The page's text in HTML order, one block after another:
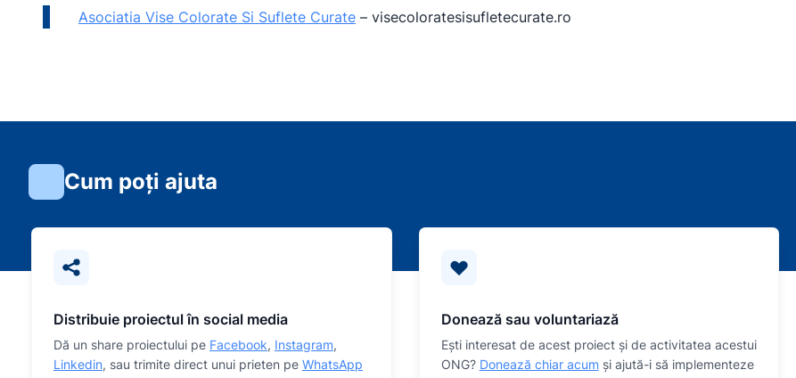
Asociatia Vise Colorate Si Suflete Curate – visecoloratesisufletecurate.ro
Cum poți ajuta
Distribuie proiectul în social media
Dă un share proiectului pe Facebook, Instagram,
Linkedin, sau trimite direct unui prieten pe WhatsApp
Donează sau voluntariază
Eşti interesat de acest proiect și de activitatea acestui
ONG? Donează chiar acum și ajută-i să implementeze